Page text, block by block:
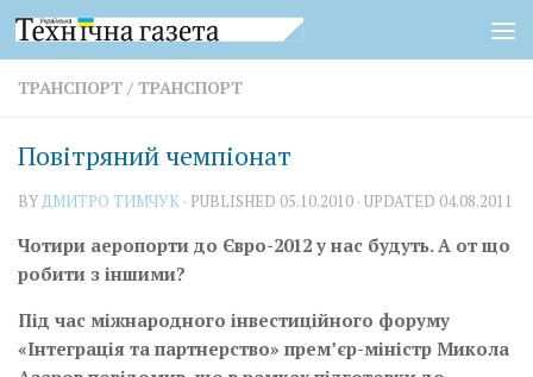
Skip to content
ТРАНСПОРТ / ТРАНСПОРТ
Повітряний чемпіонат
BYДМИТРО ТИМЧУК · PUBLISHED 05.10.2010 · UPDATED 04.08.2011
Чотири аеропорти до Євро-2012 у нас будуть. А от що
робити з іншими?
Під час міжнародного інвестиційного­ форуму
«Інтеграція та партнерство» прем’єр-міністр Микола